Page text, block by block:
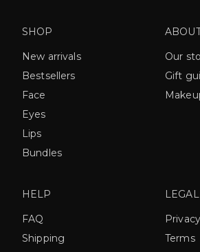
SHOP
New arrivals
Bestsellers
Face
Eyes
Lips
Bundles
Our
Gift
HELP
FAQ
Shipping
LEGAL
Privacy
Terms